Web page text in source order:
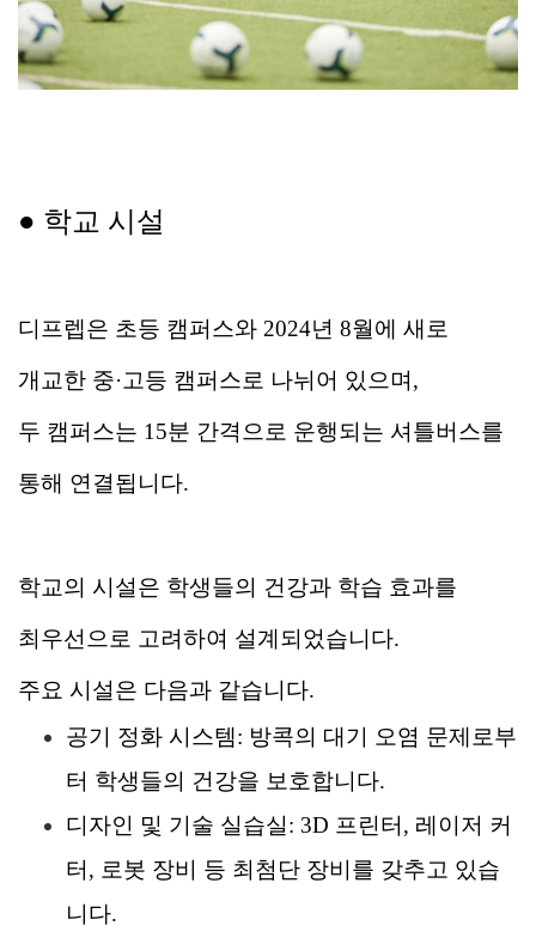
● 학교 시설
디프렙은 초등 캠퍼스와 2024년 8월에 새로
개교한 중·고등 캠퍼스로 나뉘어 있으며,
두 캠퍼스는 15분 간격으로 운행되는 셔틀버스를
통해 연결됩니다.
학교의 시설은 학생들의 건강과 학습 효과를
최우선으로 고려하여 설계되었습니다.
주요 시설은 다음과 같습니다.
공기 정화 시스템: 방콕의 대기 오염 문제로부
터 학생들의 건강을 보호합니다.
디자인 및 기술 실습실: 3D 프린터, 레이저 커
터, 로봇 장비 등 최첨단 장비를 갖추고 있습
니다.